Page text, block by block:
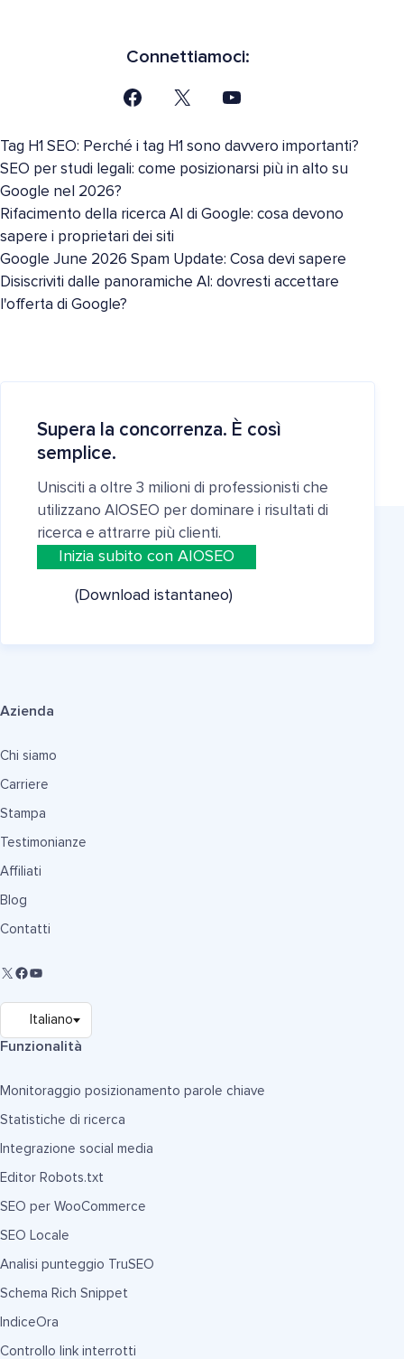
Connettiamoci:
Tag H1 SEO: Perché i tag H1 sono davvero importanti?
SEO per studi legali: come posizionarsi più in alto su
Google nel 2026?
Rifacimento della ricerca AI di Google: cosa devono
sapere i proprietari dei siti
Google June 2026 Spam Update: Cosa devi sapere
Disiscriviti dalle panoramiche AI: dovresti accettare
l'offerta di Google?
Supera la concorrenza. È così
semplice.
Unisciti a oltre 3 milioni di professionisti che
utilizzano AIOSEO per dominare i risultati di
ricerca e attrarre più clienti.
Inizia subito con AIOSEO
(Download istantaneo)
Azienda
Chi siamo
Carriere
Stampa
Testimonianze
Affiliati
Blog
Contatti
Funzionalità
Monitoraggio posizionamento parole chiave
Statistiche di ricerca
Integrazione social media
Editor Robots.txt
SEO per WooCommerce
SEO Locale
Analisi punteggio TruSEO
Schema Rich Snippet
IndiceOra
Controllo link interrotti